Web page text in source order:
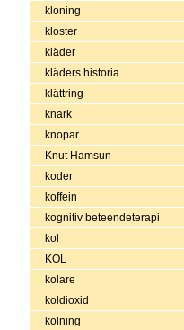
kloning
kloster
kläder
kläders historia
klättring
knark
knopar
Knut Hamsun
koder
koffein
kognitiv beteendeterapi
kol
KOL
kolare
koldioxid
kolning